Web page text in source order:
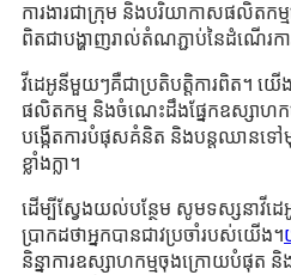
ការងារជាក្រុម និងបរិយាកាសផលិតកម្ម
ពិតជាបង្ហាញរាល់តំណភ្ជាប់នៃដំណើរក
វីដេអូនីមួយៗគឺជាប្រតិបត្តិការពិត។ យើងប្
ផលិតកម្ម និងចំណេះដឹងផ្នែកឧស្សាហក
បង្កើតការបំផុសគំនិត និងបន្តឈានទៅមុ
ខ្លាំងក្លា។
ដើម្បីស្វែងយល់បន្ថែម សូមទស្សនាវី
ប្រាកដថាអ្នកបានជាវប្រចាំរបស់យើង។
និន្នាការឧស្សាហកម្មចុងក្រោយបំផុត និង